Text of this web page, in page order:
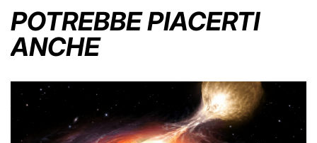
POTREBBE PIACERTI
ANCHE